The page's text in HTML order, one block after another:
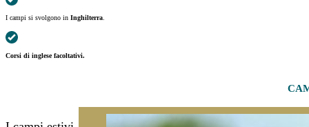
I campi si svolgono in Inghilterra.
Corsi di inglese facoltativi.